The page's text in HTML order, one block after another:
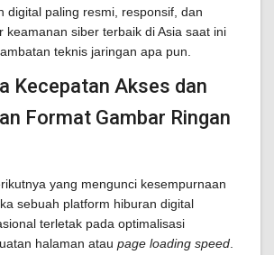
digital paling resmi, responsif, dan
keamanan siber terbaik di Asia saat ini
teknis jaringan apa pun.
Kecepatan Akses dan
Format Gambar Ringan
yang mengunci kesempurnaan
sebuah platform hiburan digital
terletak pada optimalisasi
halaman atau page loading speed